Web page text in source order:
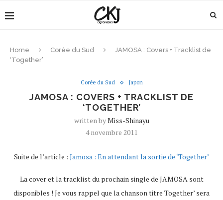
Home Corée du Sud
JAMOSA : Covers + Tracklist de
‘Together’
Corée du Sud Japon
JAMOSA : COVERS + TRACKLIST DE
‘TOGETHER’
written byMiss-Shinayu
4 novembre 2011
Suite de l’article : Jamosa : En attendant la sortie de ‘Together’
La cover et la tracklist du prochain single de JAMOSA sont
disponibles ! Je vous rappel que la chanson titre Together’ sera